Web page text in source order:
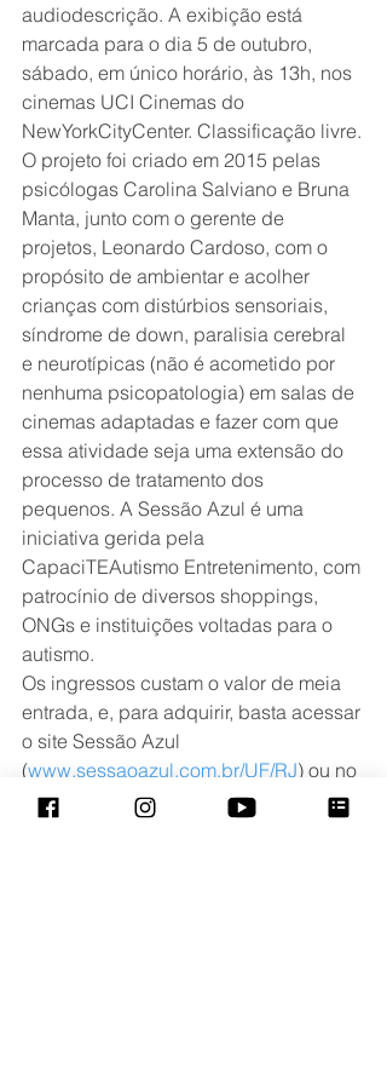
audiodescrição. A exibição está
marcada para o dia 5 de outubro,
sábado, em único horário, às 13h, nos
cinemas UCI Cinemas do
NewYorkCityCenter. Classificação livre.
O projeto foi criado em 2015 pelas
psicólogas Carolina Salviano e Bruna
Manta, junto com o gerente de
projetos, Leonardo Cardoso, com o
propósito de ambientar e acolher
crianças com distúrbios sensoriais,
síndrome de down, paralisia cerebral
e neurotípicas (não é acometido por
nenhuma psicopatologia) em salas de
cinemas adaptadas e fazer com que
essa atividade seja uma extensão do
processo de tratamento dos
pequenos. A Sessão Azul é uma
iniciativa gerida pela
CapaciTEAutismo Entretenimento, com
patrocínio de diversos shoppings,
ONGs e instituições voltadas para o
autismo.
Os ingressos custam o valor de meia
entrada, e, para adquirir, basta acessar
o site Sessão Azul
(www.sessaoazul.com.br/UF/RJ) ou no
portal Ingresso.com.